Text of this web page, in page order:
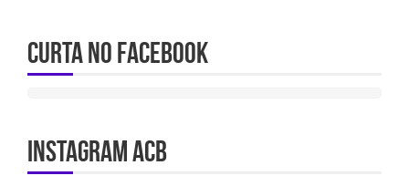
Curta no Facebook
Instagram ACB